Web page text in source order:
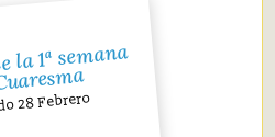
la 1ª semana
28 Febrero